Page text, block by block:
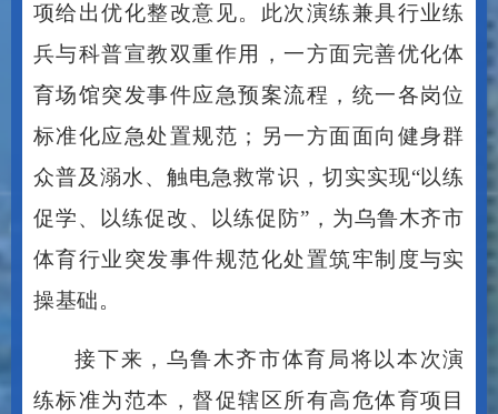
项给出优化整改意见。此次演练兼具行业练
兵与科普宣教双重作用，一方面完善优化体
育场馆突发事件应急预案流程，统一各岗位
标准化应急处置规范；另一方面面向健身群
众普及溺水、触电急救常识，切实实现“以练
促学、以练促改、以练促防”，为乌鲁木齐市
体育行业突发事件规范化处置筑牢制度与实
操基础。
接下来，乌鲁木齐市体育局将以本次演
练标准为范本，督促辖区所有高危体育项目